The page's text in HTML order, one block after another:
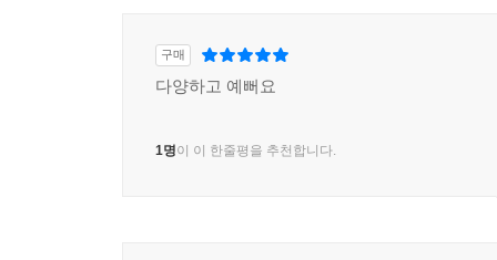
구매
다양하고 예뻐요
1명이 이 한줄평을 추천합니다.